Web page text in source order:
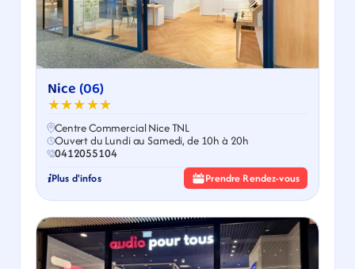
Nice (06)
★★★★★
Centre Commercial Nice TNL
Ouvert du Lundi au Samedi, de 10h à 20h
0412055104
Plus d'infos Prendre Rendez-vous